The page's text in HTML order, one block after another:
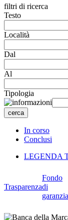
filtri di ricerca
Testo
Località
Dal
Al
Tipologia
In corso
Conclusi
LEGENDA
Trasparenza
Fondo
di
garanzia